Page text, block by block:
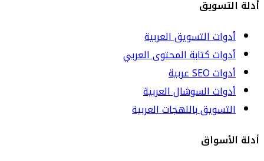
أدلة التسويق
أدوات التسويق العربية
أدوات كتابة المحتوى العربي
أدوات SEO عربية
أدوات السوشال العربية
التسويق باللهجات العربية
أدلة الأسواق